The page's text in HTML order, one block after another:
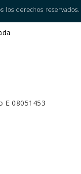
los derechos reservados.
E 08051453